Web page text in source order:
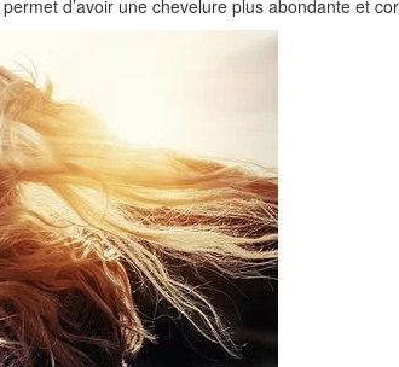
d’avoir une chevelure plus abondante et